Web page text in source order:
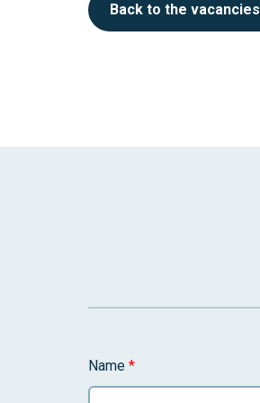
Back to the vacancies
Name *